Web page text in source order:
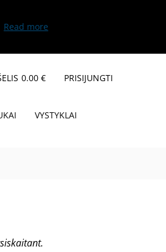
0.00 € PRISIJUNGTI
VYSTYKLAI